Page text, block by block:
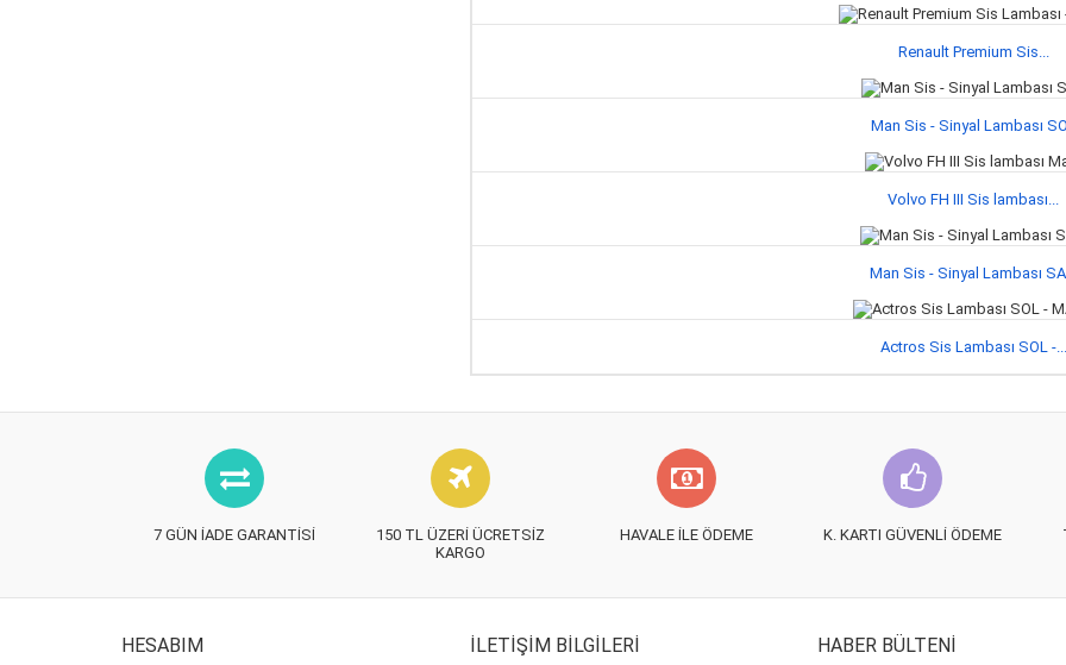
Renault Premium Sis...
Man Sis - Sinyal Lambası
Volvo FH III Sis lambası...
Man Sis - Sinyal Lambası
Actros Sis Lambası SOL -...
7 GÜN İADE GARANTISI
150 TL ÜZERI ÜCRETSIZ
KARGO
HAVALE İLE ÖDEME K. KARTI GÜVENLI ÖDEME
HESABIM İLETIŞIM BILGILERI HABER BÜLTENI